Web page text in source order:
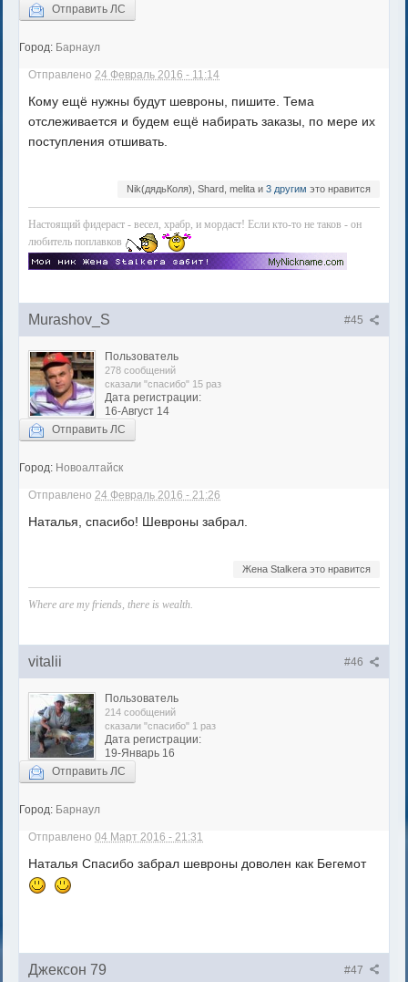
Отправить ЛС
Город: Барнаул
Отправлено24 Февраль 2016 - 11:14
Кому ещё нужны будут шевроны, пишите. Тема
отслеживается и будем ещё набирать заказы, по мере их
поступления отшивать.
Nik(дядьКоля), Shard, melita и 3 другим это нравится
Настоящий фидераст - весел, храбр, и мордаст! Если кто-то не таков - он
любитель поплавков
#45
Murashov_S
Пользователь
278 сообщений
сказали "спасибо" 15 раз
Дата регистрации:
16-Август 14
Отправить ЛС
Город: Новоалтайск
Отправлено24 Февраль 2016 - 21:26
Наталья, спасибо! Шевроны забрал.
Жена Stalkera это нравится
Where are my friends, there is wealth.
#46
vitalii
Пользователь
214 сообщений
сказали "спасибо" 1 раз
Дата регистрации:
19-Январь 16
Отправить ЛС
Город: Барнаул
Отправлено04 Март 2016 - 21:31
Наталья Спасибо забрал шевроны доволен как Бегемот
#47
Джексон 79